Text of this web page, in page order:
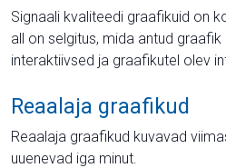
Signaali kvaliteedi graafikuid on
all on selgitus, mida antud
interaktiivsed ja graafikutel olev
Reaalaja graafikud
Reaalaja graafikud kuvavad
uuenevad iga minut.